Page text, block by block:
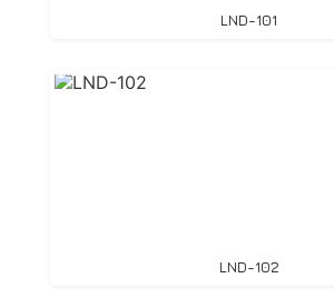
LND-101
LND-102